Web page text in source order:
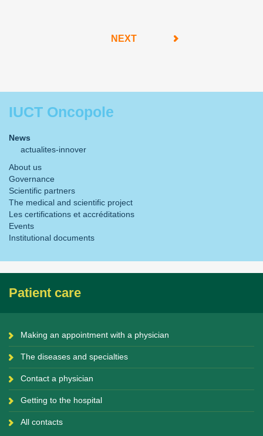
NEXT
IUCT Oncopole
News
actualites-innover
About us
Governance
Scientific partners
The medical and scientific project
Les certifications et accréditations
Events
Institutional documents
Patient care
Making an appointment with a physician
The diseases and specialties
Contact a physician
Getting to the hospital
All contacts